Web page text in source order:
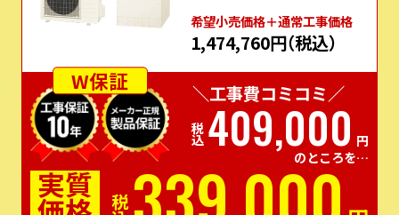
希望⼩売価格＋通常⼯事価格
1,474,760円（税込）
W保証
＼工事費コミコミ／
税込409,000 円
のところを…
実質